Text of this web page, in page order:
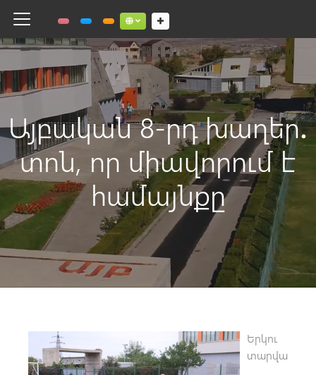
Toggle navigation Social links dropdown button
Այբական 8-րդ խաղեր․
տոն, որ միավորում է
համայնքը
Երկու
տարվա